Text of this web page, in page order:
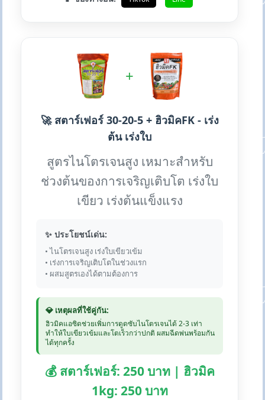
+
🚀 สตาร์เฟอร์ 30-20-5 + ฮิวมิคFK - เร่ง
ต้น เร่งใบ
สูตรไนโตรเจนสูง เหมาะสำหรับ
ช่วงต้นของการเจริญเติบโต เร่งใบ
เขียว เร่งต้นแข็งแรง
✨ ประโยชน์เด่น:
• ไนโตรเจนสูง เร่งใบเขียวเข้ม
• เร่งการเจริญเติบโตในช่วงแรก
• ผสมสูตรเองได้ตามต้องการ
💎 เหตุผลที่ใช้คู่กัน:
ฮิวมิคแอซิดช่วยเพิ่มการดูดซับไนโตรเจนได้ 2-3 เท่า
ทำให้ใบเขียวเข้มและโตเร็วกว่าปกติ ผสมฉีดพ่นพร้อมกัน
ได้ทุกครั้ง
💰 สตาร์เฟอร์: 250 บาท | ฮิวมิค
1kg: 250 บาท